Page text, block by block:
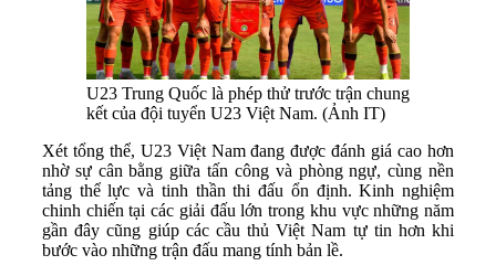
U23 Trung Quốc là phép thử trước trận chung
kết của đội tuyển U23 Việt Nam. (Ảnh IT)
Xét tổng thể, U23 Việt Nam đang được đánh giá cao hơn
nhờ sự cân bằng giữa tấn công và phòng ngự, cùng nền
tảng thể lực và tinh thần thi đấu ổn định. Kinh nghiệm
chinh chiến tại các giải đấu lớn trong khu vực những năm
gần đây cũng giúp các cầu thủ Việt Nam tự tin hơn khi
bước vào những trận đấu mang tính bản lề.